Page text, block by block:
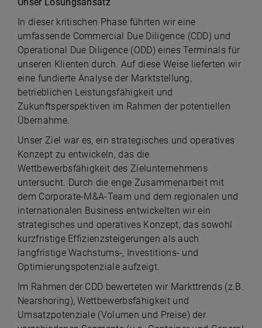
In dieser kritischen Phase führten wir eine
umfassende Commercial Due Diligence (CDD) und
Operational Due Diligence (ODD) eines Terminals für
unseren Klienten durch. Auf diese Weise lieferten wir
eine fundierte Analyse der Marktstellung,
betrieblichen Leistungsfähigkeit und
Zukunftsperspektiven im Rahmen der potentiellen
Übernahme.
Unser Ziel war es, ein strategisches und operatives
Konzept zu entwickeln, das die
Wettbewerbsfähigkeit des Zielunternehmens
untersucht. Durch die enge Zusammenarbeit mit
dem Corporate-M&A-Team und dem regionalen und
internationalen Business entwickelten wir ein
strategisches und operatives Konzept, das sowohl
kurzfristige Effizienzsteigerungen als auch
langfristige Wachstums-, Investitions- und
Optimierungspotenziale aufzeigt.
Im Rahmen der CDD bewerteten wir Markttrends (z.B.
Nearshoring), Wettbewerbsfähigkeit und
Umsatzpotenziale (Volumen und Preise) der